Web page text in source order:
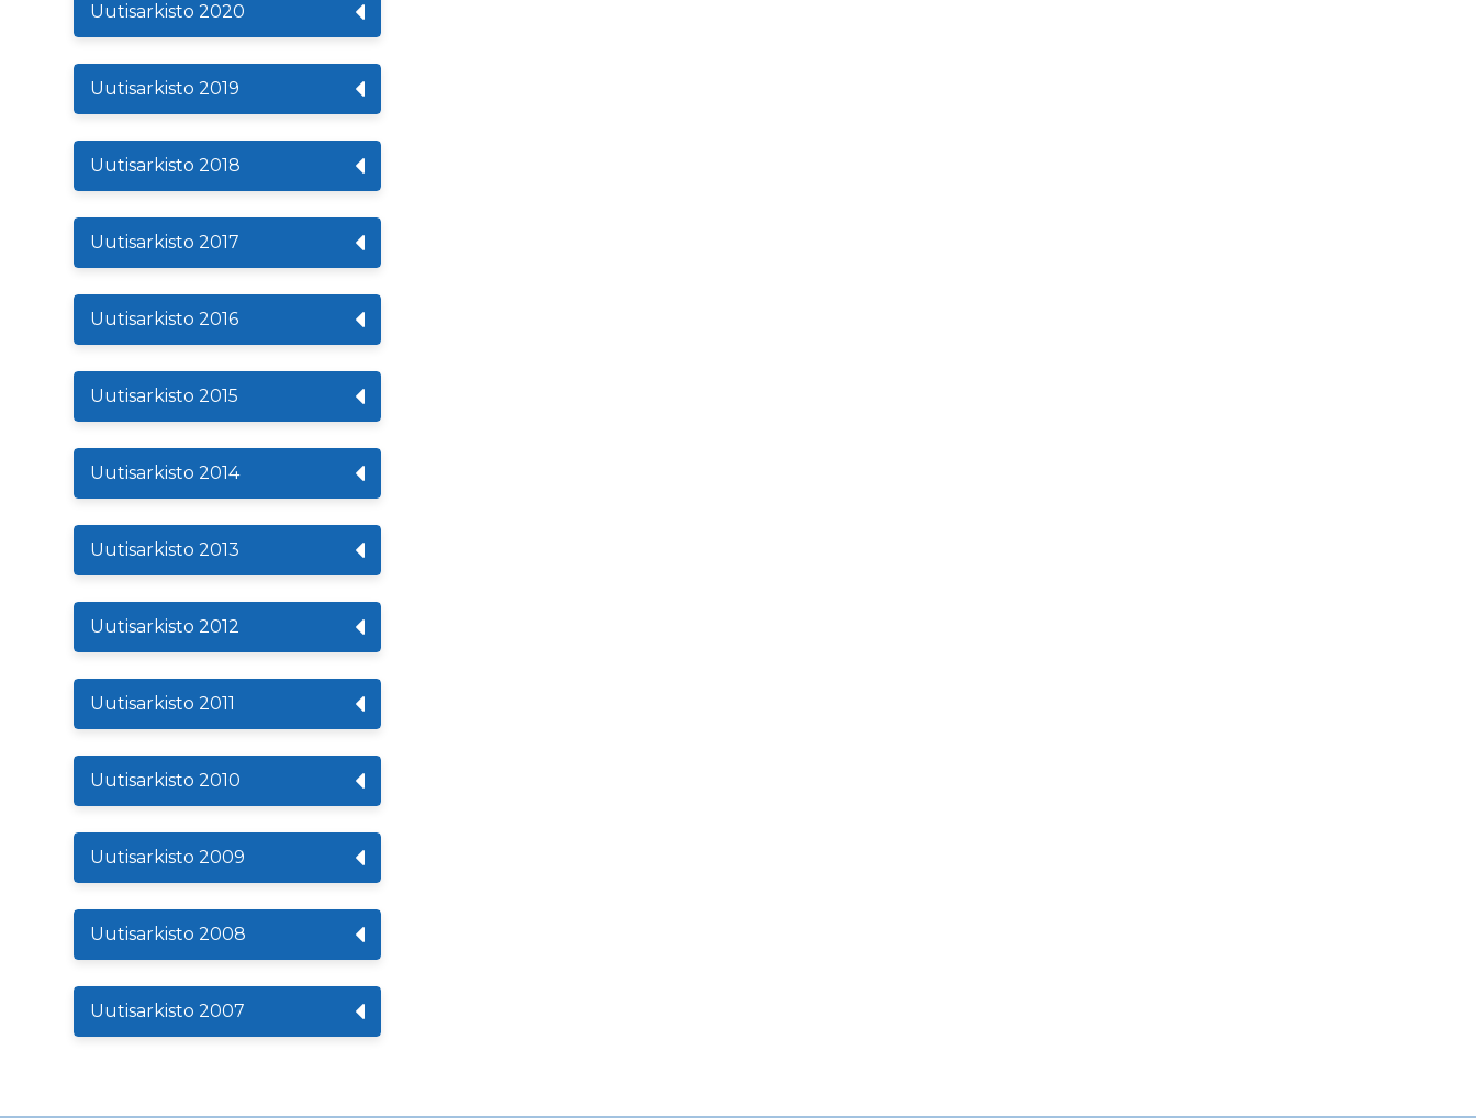
Uutisarkisto 2020
Uutisarkisto 2019
Uutisarkisto 2018
Uutisarkisto 2017
Uutisarkisto 2016
Uutisarkisto 2015
Uutisarkisto 2014
Uutisarkisto 2013
Uutisarkisto 2012
Uutisarkisto 2011
Uutisarkisto 2010
Uutisarkisto 2009
Uutisarkisto 2008
Uutisarkisto 2007